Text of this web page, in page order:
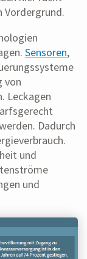
Vordergrund.
Sensoren,
von
Leckagen
Dadurch
und
und